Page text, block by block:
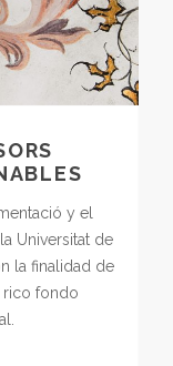
y el
Universitat de
la finalidad de
rico fondo